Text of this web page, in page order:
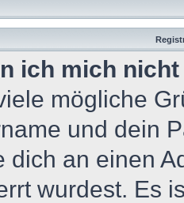
ich mich
mögliche
und dein
dich an einen
wurdest. Es